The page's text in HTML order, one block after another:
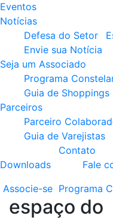
Eventos
Notícias
Defesa do Setor
Envie sua Notícia
Seja um Associado
Programa
Guia de Shoppings
Parceiros
Parceiro
Guia de Varejistas
Downloads
Contato
Fale
Associe-se Programa
espaço do